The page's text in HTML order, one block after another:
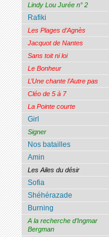
Lindy Lou Jurée n° 2
Rafiki
Les Plages d’Agnès
Jacquot de Nantes
Sans toit ni loi
Le Bonheur
L’Une chante l’Autre pas
Cléo de 5 à 7
La Pointe courte
Girl
Signer
Nos batailles
Amin
Les Ailes du désir
Sofia
Shéhérazade
Burning
A la recherche d’Ingmar
Bergman